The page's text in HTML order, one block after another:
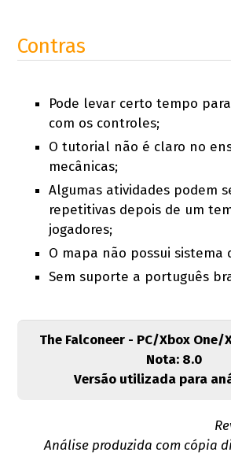
Contras
Pode levar certo tempo
com os controles;
O tutorial não é claro no
mecânicas;
Algumas atividades podem
repetitivas depois de um
jogadores;
O mapa não possui sistema
Sem suporte a português
The Falconeer - PC/Xbox One/
Nota: 8.0
Versão utilizada para
Análise produzida com cópia